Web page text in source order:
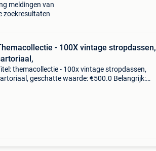
meldingen van
zoekresultaten
- 100X vintage stropdassen,
themacollectie - 100x vintage stropdassen,
geschatte waarde: €500.0 Belangrijk: